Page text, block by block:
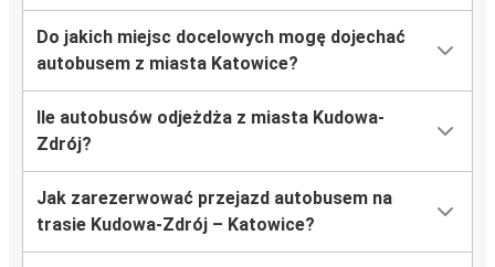
Do jakich miejsc docelowych mogę dojechać
autobusem z miasta Katowice?
Ile autobusów odjeżdża z miasta Kudowa-
Zdrój?
Jak zarezerwować przejazd autobusem na
trasie Kudowa-Zdrój – Katowice?